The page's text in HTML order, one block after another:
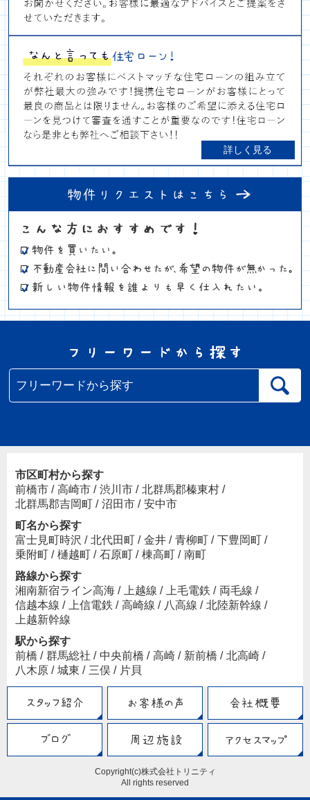
詳しく見る
市区町村から探す
前橋市 / 高崎市 / 渋川市 / 北群馬郡榛東村 /
北群馬郡吉岡町 / 沼田市 / 安中市
町名から探す
富士見町時沢 / 北代田町 / 金井 / 青柳町 / 下豊岡町 /
乗附町 / 樋越町 / 石原町 / 棟高町 / 南町
路線から探す
湘南新宿ライン高海 / 上越線 / 上毛電鉄 / 両毛線 /
信越本線 / 上信電鉄 / 高崎線 / 八高線 / 北陸新幹線 /
上越新幹線
駅から探す
前橋 / 群馬総社 / 中央前橋 / 高崎 / 新前橋 / 北高崎 /
八木原 / 城東 / 三俣 / 片貝
Copyright(c)株式会社トリニティ
All rights reserved